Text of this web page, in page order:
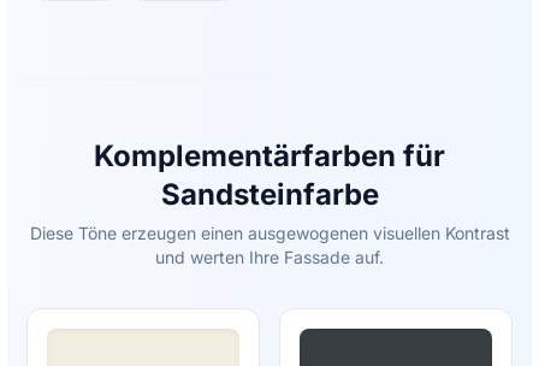
Komplementärfarben für
Sandsteinfarbe
Diese Töne erzeugen einen ausgewogenen visuellen Kontrast
und werten Ihre Fassade auf.